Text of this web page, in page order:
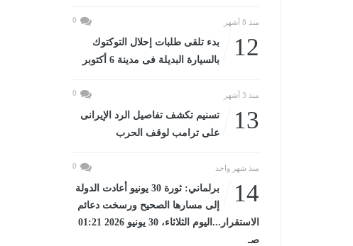
منذ 8 أشهر 0
12
بدء تلقى طلبات إحلال التوكتوك
بالسيارة البديلة فى مدينة 6 أكتوبر
منذ 3 أشهر 0
13
تسنيم تكشف تفاصيل الرد الإيرانى
على ترامب لوقف الحرب
منذ شهر واحد 0
14
برلماني: ثورة 30 يونيو أعادت الدولة
إلى مسارها الصحيح ورسخت دعائم
الاستقرار...اليوم الثلاثاء، 30 يونيو 2026 01:21
صـ